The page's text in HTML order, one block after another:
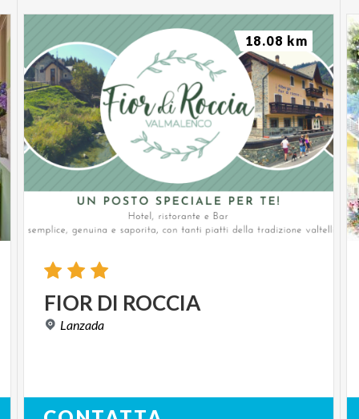
FIOR DI ROCCIA
Lanzada
18.08 km